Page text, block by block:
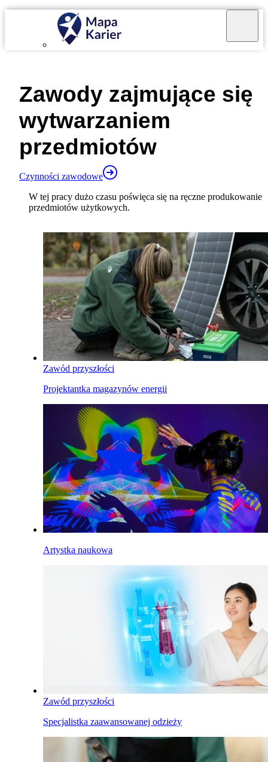
Zawody zajmujące się
wytwarzaniem
przedmiotów
Czynności zawodowe
W tej pracy dużo czasu poświęca się na ręczne produkowanie
przedmiotów użytkowych.
Zawód przyszłości
Projektantka magazynów energii
Artystka naukowa
Zawód przyszłości
Specjalistka zaawansowanej odzieży